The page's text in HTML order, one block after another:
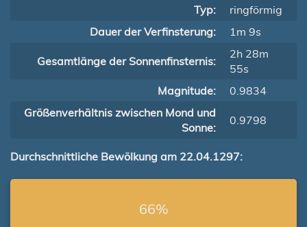
Typ:
ringförmig
Dauer der Verfinsterung:
1m 9s
Gesamtlänge der Sonnenfinsternis:
2h 28m
55s
Magnitude:
0.9834
Größenverhältnis zwischen Mond und
Sonne:
0.9798
Durchschnittliche Bewölkung am 22.04.1297:
66%